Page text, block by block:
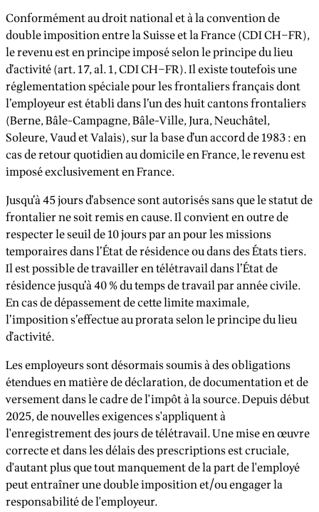
Conformément au droit national et à la convention de
double imposition entre la Suisse et la France (CDI CH–FR),
le revenu est en principe imposé selon le principe du lieu
d’activité (art. 17, al. 1, CDI CH–FR). Il existe toutefois une
réglementation spéciale pour les frontaliers français dont
l’employeur est établi dans l’un des huit cantons frontaliers
(Berne, Bâle-Campagne, Bâle-Ville, Jura, Neuchâtel,
Soleure, Vaud et Valais), sur la base d’un accord de 1983 : en
cas de retour quotidien au domicile en France, le revenu est
imposé exclusivement en France.
Jusqu’à 45 jours d’absence sont autorisés sans que le statut de
frontalier ne soit remis en cause. Il convient en outre de
respecter le seuil de 10 jours par an pour les missions
temporaires dans l’État de résidence ou dans des États tiers.
Il est possible de travailler en télétravail dans l’État de
résidence jusqu’à 40 % du temps de travail par année civile.
En cas de dépassement de cette limite maximale,
l’imposition s’effectue au prorata selon le principe du lieu
d’activité.
Les employeurs sont désormais soumis à des obligations
étendues en matière de déclaration, de documentation et de
versement dans le cadre de l'impôt à la source. Depuis début
2025, de nouvelles exigences s'appliquent à
l'enregistrement des jours de télétravail. Une mise en œuvre
correcte et dans les délais des prescriptions est cruciale,
d'autant plus que tout manquement de la part de l'employé
peut entraîner une double imposition et/ou engager la
responsabilité de l'employeur.